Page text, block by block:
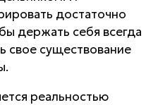
достаточно
держать себя всегда
свое существование
реальностью